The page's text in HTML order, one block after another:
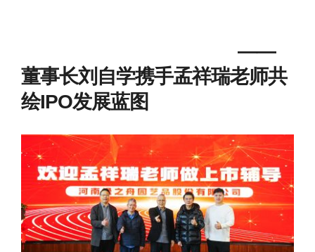
——
董事长刘自学携手孟祥瑞老师共
绘IPO发展蓝图